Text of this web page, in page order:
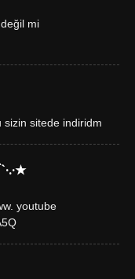
mi
sitede indiridm
youtube